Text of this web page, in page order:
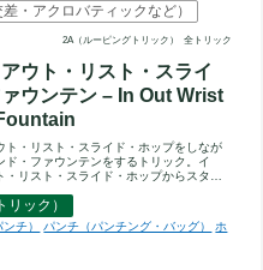
2A（ルーピングトリック） 全トリック
・アクロバティックなど）
ウト・リスト・スライ
ァウンテン – In Out Wrist
ト・リスト・スライド・ホップをしなが
ド・ファウンテンをするトリック。イ
・リスト・スライド・ホップからスター
ック）
チ） パンチ（パンチング・バッグ）
ホ